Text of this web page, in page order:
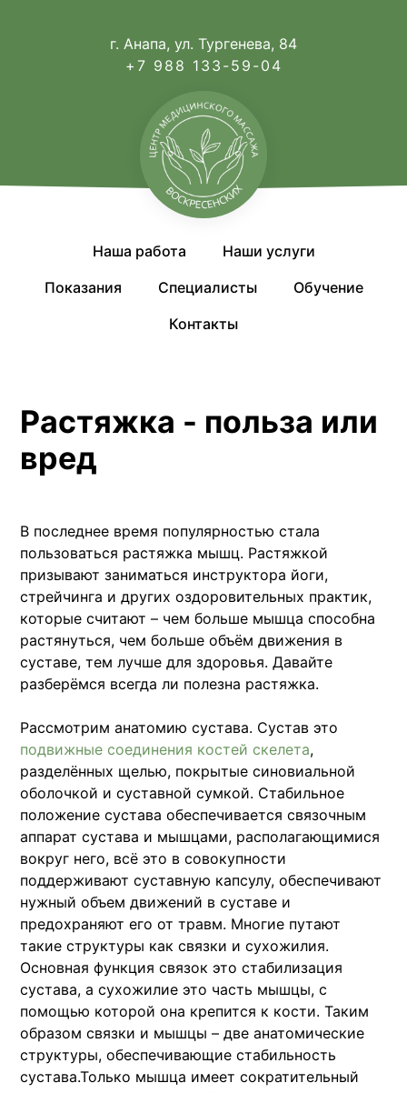
г. Анапа, ул. Тургенева, 84
+7 988 133-59-04
Наша работа
Наши услуги
Показания
Специалисты
Обучение
Контакты
​Растяжка - польза или
вред
В последнее время популярностью стала
пользоваться растяжка мышц. Растяжкой
призывают заниматься инструктора йоги,
стрейчинга и других оздоровительных практик,
которые считают – чем больше мышца способна
растянуться, чем больше объём движения в
суставе, тем лучше для здоровья. Давайте
разберёмся всегда ли полезна растяжка.
Рассмотрим анатомию сустава. Сустав это
подвижные соединения костей скелета,
разделённых щелью, покрытые синовиальной
оболочкой и суставной сумкой. Стабильное
положение сустава обеспечивается связочным
аппарат сустава и мышцами, располагающимися
вокруг него, всё это в совокупности
поддерживают суставную капсулу, обеспечивают
нужный объем движений в суставе и
предохраняют его от травм. Многие путают
такие структуры как связки и сухожилия.
Основная функция связок это стабилизация
сустава, а сухожилие это часть мышцы, с
помощью которой она крепится к кости. Таким
образом связки и мышцы – две анатомические
структуры, обеспечивающие стабильность
сустава.Только мышца имеет сократительный